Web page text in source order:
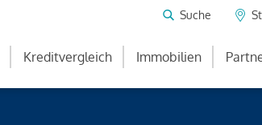
Suche
Kreditvergleich Immobilien